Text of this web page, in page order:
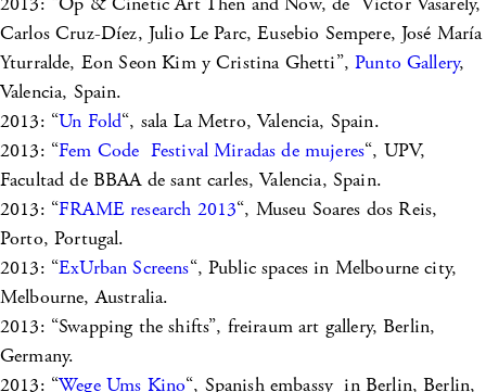
Carlos Cruz-Díez, Julio Le Parc, Eusebio Sempere, José María
Yturralde, Eon Seon Kim y Cristina Ghetti”,Punto Gallery,
Valencia, Spain.
2013: “Un Fold“, sala La Metro, Valencia, Spain.
2013: “Fem Code Festival Miradas de mujeres“, UPV,
Facultad de BBAA de sant carles, Valencia, Spain.
2013: “FRAME research 2013“, Museu Soares dos Reis,
Porto, Portugal.
2013: “ExUrban Screens“, Public spaces in Melbourne city,
Melbourne, Australia.
2013: “Swapping the shifts”, freiraum art gallery, Berlin,
Germany.
2013: “Wege Ums Kino“, Spanish embassy in Berlin, Berlin,